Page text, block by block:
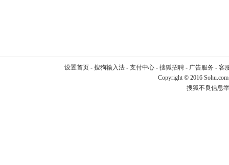
设置首页- 搜狗输入法- 支付中心- 搜狐招聘- 广告服务 - 客
Copyright © 2016
搜狐不良信息